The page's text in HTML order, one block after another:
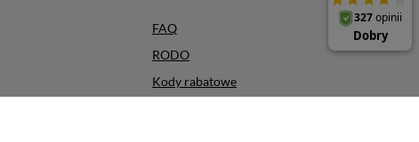
FAQ
RODO
Kody rabatowe